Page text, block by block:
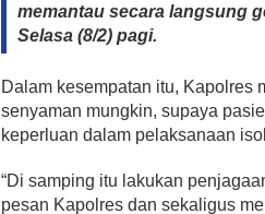
memantau secara langsung
Selasa (8/2) pagi.
Dalam kesempatan itu, Kapolres
senyaman mungkin, supaya
keperluan dalam pelaksanaan
“Di samping itu lakukan
pesan Kapolres dan sekaligus